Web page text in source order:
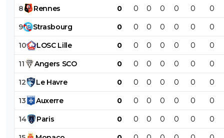
8 Rennes 0 0 0 0 0 0 0
9 Strasbourg 0 0 0 0 0 0 0
10 LOSC Lille 0 0 0 0 0 0 0
11 Angers SCO 0 0 0 0 0 0 0
12 Le Havre 0 0 0 0 0 0 0
13 Auxerre 0 0 0 0 0 0 0
14 Paris 0 0 0 0 0 0 0